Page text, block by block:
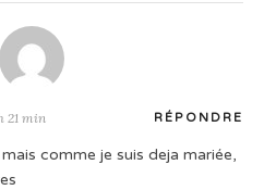
21 min RÉPONDRE
comme je suis deja mariée,